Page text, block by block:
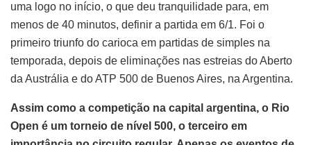
uma logo no início, o que deu tranquilidade para, em
menos de 40 minutos, definir a partida em 6/1. Foi o
primeiro triunfo do carioca em partidas de simples na
temporada, depois de eliminações nas estreias do Aberto
da Austrália e do ATP 500 de Buenos Aires, na Argentina.
Assim como a competição na capital argentina, o Rio
Open é um torneio de nível 500, o terceiro em